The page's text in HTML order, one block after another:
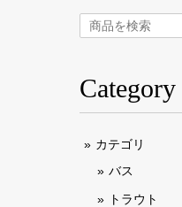
Category
カテゴリ
バス
トラウト